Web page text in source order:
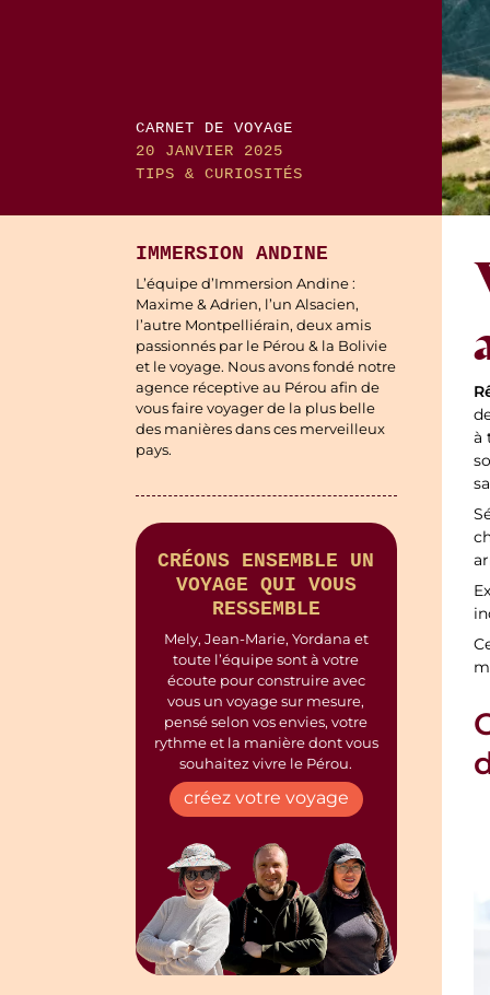
CARNET DE VOYAGE
20 JANVIER 2025
TIPS & CURIOSITÉS
à
IMMERSION ANDINE
L’équipe d’Immersion Andine :
Maxime & Adrien, l’un Alsacien,
l’autre Montpelliérain, deux amis
passionnés par le Pérou & la Bolivie
et le voyage. Nous avons fondé notre
agence réceptive au Pérou afin de
vous faire voyager de la plus belle
des manières dans ces merveilleux
pays.
CRÉONS ENSEMBLE UN
VOYAGE QUI VOUS
RESSEMBLE
Mely, Jean-Marie, Yordana et
toute l’équipe sont à votre
écoute pour construire avec
vous un voyage sur mesure,
pensé selon vos envies, votre
rythme et la manière dont vous
souhaitez vivre le Pérou.
créez votre voyage